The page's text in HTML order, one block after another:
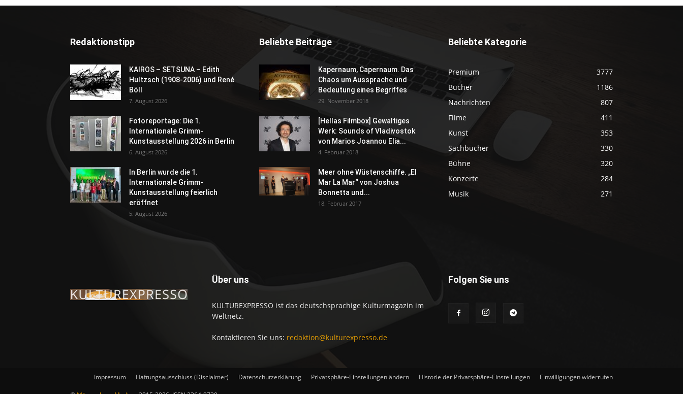
Redaktionstipp
KAIROS – SETSUNA – Edith
Hultzsch (1908-2006) und René
Böll
7. August 2026
Fotoreportage: Die 1.
Internationale Grimm-
Kunstausstellung 2026 in Berlin
6. August 2026
In Berlin wurde die 1.
Internationale Grimm-
Kunstausstellung feierlich
eröffnet
5. August 2026
Beliebte Beiträge
Kapernaum, Capernaum. Das
Chaos um Aussprache und
Bedeutung eines Begriffes
29. November 2018
[Hellas Filmbox] Gewaltiges
Werk: Sounds of Vladivostok
von Marios Joannou Elia...
4. Februar 2018
Meer ohne Wüstenschiffe. „El
Mar La Mar“ von Joshua
Bonnetta und...
18. Februar 2017
Beliebte Kategorie
Premium
3777
Bücher
1186
Nachrichten
807
Filme
411
Kunst
353
Sachbücher
330
Bühne
320
Konzerte
284
Musik
271
Über uns
KULTUREXPRESSO ist das deutschsprachige Kulturmagazin im
Weltnetz.
Kontaktieren Sie uns: redaktion@kulturexpresso.de
Folgen Sie uns
Impressum Haftungsausschluss (Disclaimer) Datenschutzerklärung Privatsphäre-Einstellungen ändern Historie der Privatsphäre-Einstellungen Einwilligungen widerrufen